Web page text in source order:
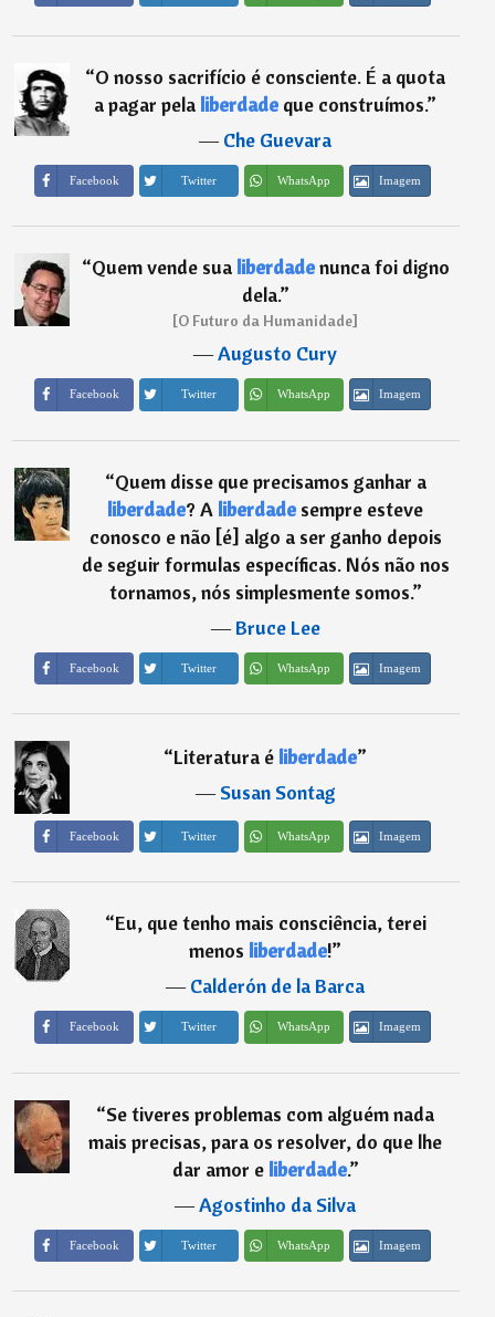
“O nosso sacrifício é consciente. É a quota
a pagar pela liberdade que construímos.”
―Che Guevara
Facebook Twitter WhatsApp Imagem
“Quem vende sua liberdadenunca foi digno
dela.”
[O Futuro da Humanidade]
―Augusto Cury
Facebook Twitter WhatsApp Imagem
“Quem disse que precisamos ganhar a
liberdade? A liberdade sempre esteve
conosco e não [é] algo a ser ganho depois
de seguir formulas específicas. Nós não nos
tornamos, nós simplesmente somos.”
―Bruce Lee
Facebook Twitter WhatsApp Imagem
“Literatura é liberdade”
―Susan Sontag
Facebook Twitter WhatsApp Imagem
“Eu, que tenho mais consciência, terei
menos liberdade!”
―Calderón de la Barca
Facebook Twitter WhatsApp Imagem
“Se tiveres problemas com alguém nada
mais precisas, para os resolver, do que lhe
dar amor e liberdade.”
―Agostinho da Silva
Facebook Twitter WhatsApp Imagem